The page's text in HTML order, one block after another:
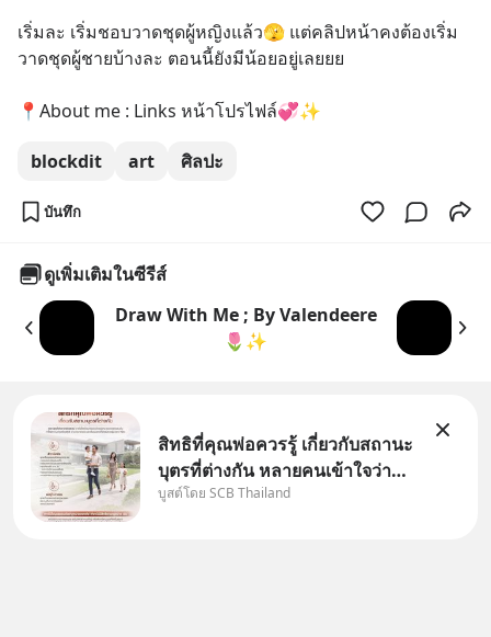
เริ่มละ เริ่มชอบวาดชุดผู้หญิงแล้ว🫣 แต่คลิปหน้าคงต้องเริ่ม
วาดชุดผู้ชายบ้างละ ตอนนี้ยังมีน้อยอยู่เลยยย
📍About me : Links หน้าโปรไฟล์💞✨️
blockdit art ศิลปะ
บันทึก
ดูเพิ่มเติมในซีรีส์
Draw With Me ; By Valendeere
🌷✨️
สิทธิที่คุณพ่อควรรู้ เกี่ยวกับสถานะ
บุตรที่ต่างกัน หลายคนเข้าใจว่า
"เมื่อเป็นลูกของพ่อและแม่ ก็ย่อม
บูสต์โดย SCB Thailand